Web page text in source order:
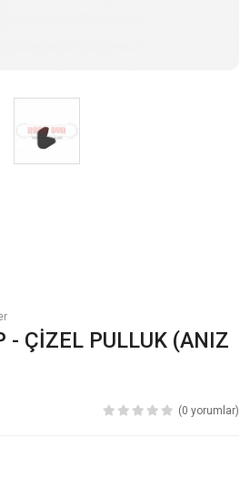
- ÇİZEL PULLUK (ANIZ
(0 yorumlar)